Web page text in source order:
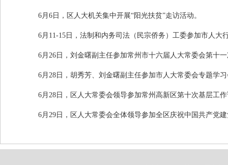
6月 6日，区人大机关集中开展“阳光扶贫”走访活动。
6月 11-15日，法制和内务司法（民宗侨务）工委参加市人大
6月 26日，刘金曙副主任参加常州市十六届人大常委会第十
6月 28日，胡秀芳、刘金曙副主任参加市人大常委会专题学
6月 28日，区人大常委会领导参加常州高新区第十次基层工
6月 29日，区人大常委会全体领导参加全区庆祝中国共产党